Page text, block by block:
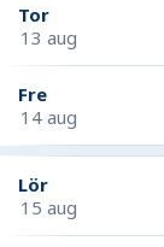
Tor
13 aug
Fre
14 aug
Lör
15 aug